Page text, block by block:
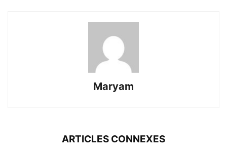
Maryam
ARTICLES CONNEXES